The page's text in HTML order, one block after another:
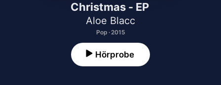
Christmas - EP
Aloe Blacc
Pop · 2015
Hörprobe